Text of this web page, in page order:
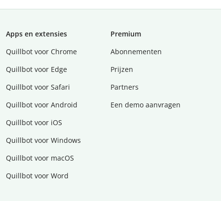
Apps en extensies
Quillbot voor Chrome
Quillbot voor Edge
Quillbot voor Safari
Quillbot voor Android
Quillbot voor iOS
Quillbot voor Windows
Quillbot voor macOS
Quillbot voor Word
Premium
Abonnementen
Prijzen
Partners
Een demo aanvragen